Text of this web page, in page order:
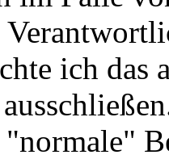
ich das